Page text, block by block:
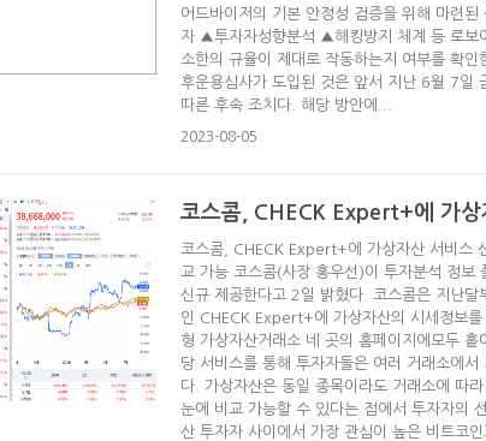
어드바이저의 기본 안정성 검증을 위해 마련
자 ▲투자자성향분석 ▲해킹방지 체계 등 로보
소한의 규율이 제대로 작동하는지 여부를 확
후운용심사가 도입된 것은 앞서 지난 6월 7일
따른 후속 조치다. 해당 방안에...
2023-08-05
코스콤, CHECK Expert+에 가상
코스콤, CHECK Expert+에 가상자산 서비스
교 가능 코스콤(사장 홍우선)이 투자분석 정보
신규 제공한다고 2일 밝혔다. 코스콤은 지난달
인 CHECK Expert+에 가상자산의 시세정보를
형 가상자산거래소 네 곳의 홈페이지에모두
당 서비스를 통해 투자자들은 여러 거래소에
다. 가상자산은 동일 종목이라도 거래소에 따
눈에 비교 가능할 수 있다는 점에서 투자자의
산 투자자 사이에서 가장 관심이 높은 비트코인